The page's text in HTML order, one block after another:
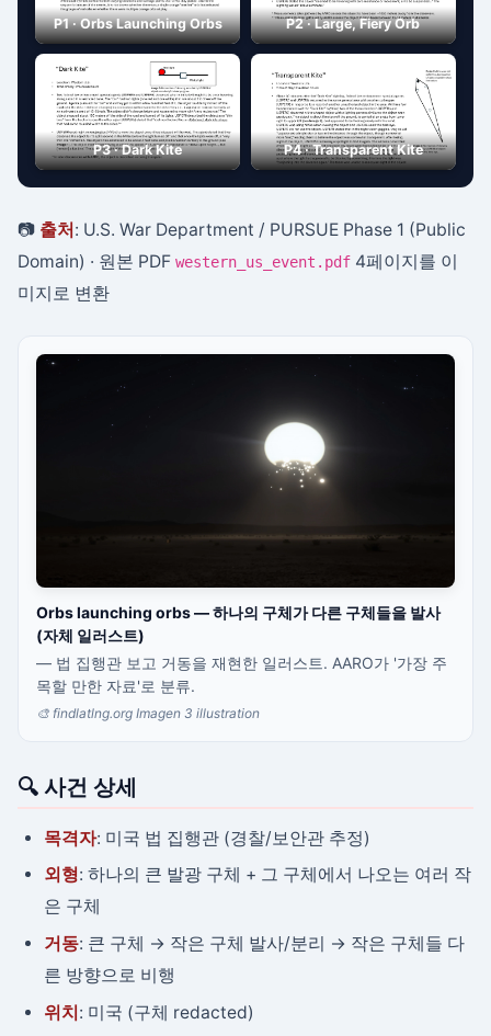
P1 · Orbs Launching Orbs P2 · Large, Fiery Orb
P3 · Dark Kite P4 · Transparent Kite
📷 출처: U.S. War Department / PURSUE Phase 1 (Public
Domain) · 원본 PDF western_us_event.pdf 4페이지를 이
미지로 변환
Orbs launching orbs — 하나의 구체가 다른 구체들을 발사
(자체 일러스트)
— 법 집행관 보고 거동을 재현한 일러스트. AARO가 '가장 주
목할 만한 자료'로 분류.
🎨 findlatlng.org Imagen 3 illustration
🔍 사건 상세
목격자: 미국 법 집행관 (경찰/보안관 추정)
외형: 하나의 큰 발광 구체 + 그 구체에서 나오는 여러 작
은 구체
거동: 큰 구체 → 작은 구체 발사/분리 → 작은 구체들 다
른 방향으로 비행
위치: 미국 (구체 redacted)